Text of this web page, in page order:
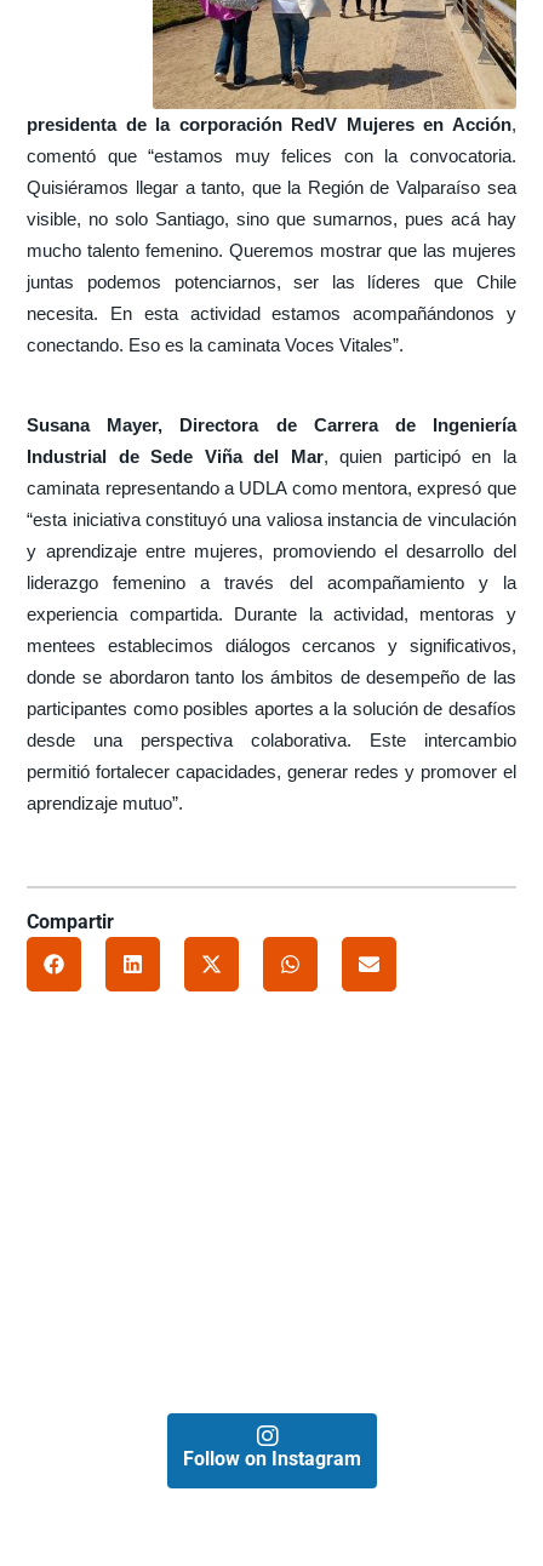
presidenta de la corporación RedV Mujeres en Acción,
comentó que “estamos muy felices con la convocatoria.
Quisiéramos llegar a tanto, que la Región de Valparaíso sea
visible, no solo Santiago, sino que sumarnos, pues acá hay
mucho talento femenino. Queremos mostrar que las mujeres
juntas podemos potenciarnos, ser las líderes que Chile
necesita. En esta actividad estamos acompañándonos y
conectando. Eso es la caminata Voces Vitales”.
Susana Mayer, Directora de Carrera de Ingeniería
Industrial de Sede Viña del Mar, quien participó en la
caminata representando a UDLA como mentora, expresó que
“esta iniciativa constituyó una valiosa instancia de vinculación
y aprendizaje entre mujeres, promoviendo el desarrollo del
liderazgo femenino a través del acompañamiento y la
experiencia compartida. Durante la actividad, mentoras y
mentees establecimos diálogos cercanos y significativos,
donde se abordaron tanto los ámbitos de desempeño de las
participantes como posibles aportes a la solución de desafíos
desde una perspectiva colaborativa. Este intercambio
permitió fortalecer capacidades, generar redes y promover el
aprendizaje mutuo”.
Compartir
Follow on Instagram